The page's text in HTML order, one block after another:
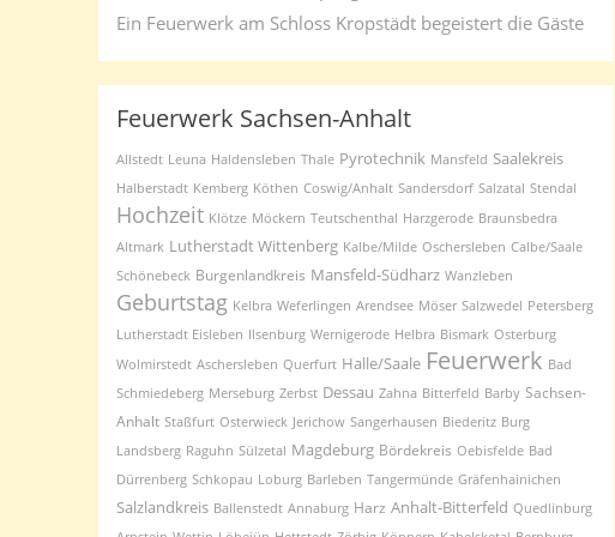
Ein Feuerwerk am Schloss Kropstädt begeistert die Gäste
Feuerwerk Sachsen-Anhalt
Allstedt Leuna Haldensleben Thale Pyrotechnik Mansfeld Saalekreis
Halberstadt Kemberg Köthen Coswig/Anhalt Sandersdorf Salzatal Stendal
Hochzeit Klötze Möckern Teutschenthal Harzgerode Braunsbedra
Altmark Lutherstadt Wittenberg Kalbe/Milde Oschersleben Calbe/Saale
Schönebeck Burgenlandkreis Mansfeld-Südharz Wanzleben
Geburtstag Kelbra Weferlingen Arendsee Möser Salzwedel Petersberg
Lutherstadt Eisleben Ilsenburg Wernigerode Helbra Bismark Osterburg
Wolmirstedt Aschersleben Querfurt Halle/Saale Feuerwerk Bad
Schmiedeberg Merseburg Zerbst Dessau Zahna Bitterfeld Barby Sachsen-
Anhalt Staßfurt Osterwieck Jerichow Sangerhausen Biederitz Burg
Landsberg Raguhn Sülzetal Magdeburg Bördekreis Oebisfelde Bad
Dürrenberg Schkopau Loburg Barleben Tangermünde Gräfenhainichen
Salzlandkreis Ballenstedt Annaburg Harz Anhalt-Bitterfeld Quedlinburg